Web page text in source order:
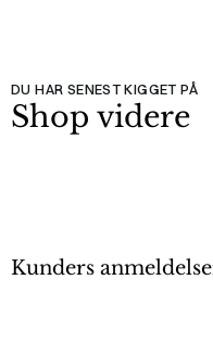
DU HAR SENEST KIGGET PÅ
Shop videre
Kunders